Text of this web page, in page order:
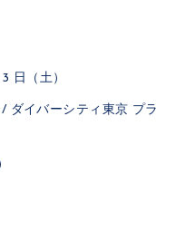
日（土）
ダイバーシティ東京 プラ